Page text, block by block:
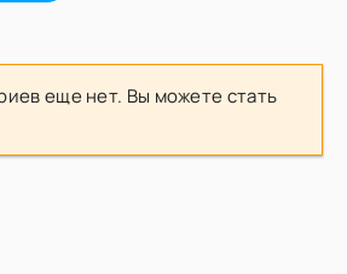
еще нет. Вы можете стать